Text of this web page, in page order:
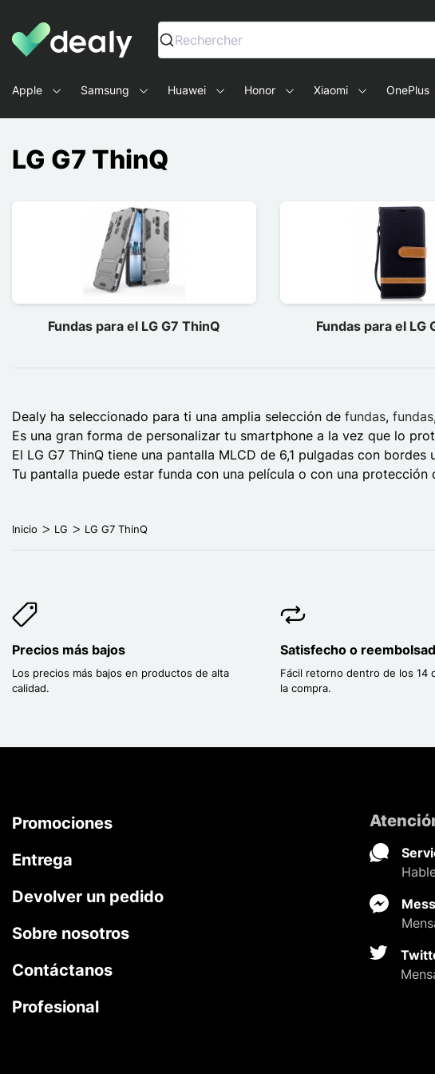
Dealy - Fundas y accesorios para smartphones y tablets
Rechercher
Apple Samsung Huawei Honor Xiaomi OnePlus
LG G7 ThinQ
Fundas para el LG G7 ThinQ Fundas para el LG
Dealy ha seleccionado para ti una amplia selección de fundas, fundas
Es una gran forma de personalizar tu smartphone a la vez que lo
El LG G7 ThinQ tiene una pantalla MLCD de 6,1 pulgadas con
Tu pantalla puede estar funda con una película o con una
Inicio LG LG G7 ThinQ
Precios más bajos
Los precios más bajos en productos de alta
calidad.
Satisfecho o
Fácil retorno dentro de los 14
la compra.
Promociones
Entrega
Devolver un pedido
Sobre nosotros
Contáctanos
Profesional